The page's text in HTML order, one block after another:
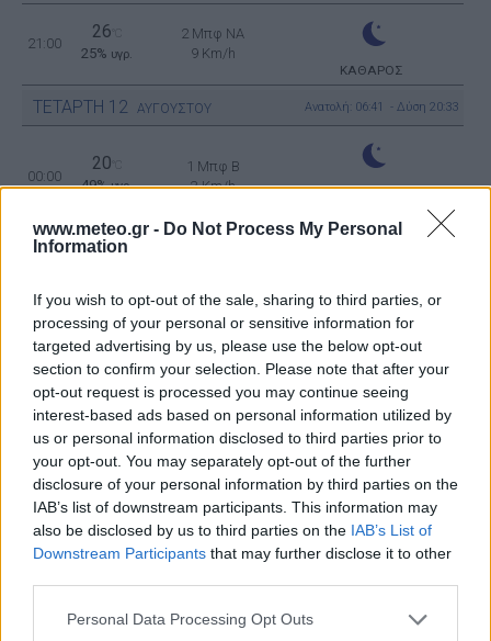
www.meteo.gr - Do Not Process My Personal
Information
If you wish to opt-out of the sale, sharing to third parties, or
processing of your personal or sensitive information for
targeted advertising by us, please use the below opt-out
section to confirm your selection. Please note that after your
opt-out request is processed you may continue seeing
interest-based ads based on personal information utilized by
us or personal information disclosed to third parties prior to
your opt-out. You may separately opt-out of the further
disclosure of your personal information by third parties on the
IAB’s list of downstream participants. This information may
also be disclosed by us to third parties on the IAB’s List of
Downstream Participants that may further disclose it to other
Personal Data Processing Opt Outs
21:00
26
25% υγρ.
2 Μπφ NA
9 Km/h
ΚΑΘΑΡΟΣ
ΤΕΤΑΡΤΗ 12 ΑΥΓΟΥΣΤΟΥ Ανατολή: 06:41 - Δύση 20:33
00:00
20
49%υγρ.
1 Μπφ B
3 Km/h
ΚΑΘΑΡΟΣ
ΚΑΘΑΡΟΣ
20°C
38%υγρ.
3 Μπφ B
16 Km/h
ΚΑΘΑΡΟΣ
09:00
25°C
32% υγρ.
2 Μπφ B
9 Km/h
ΚΑΘΑΡΟΣ
30°C
23%υγρ.
3 Μπφ N
16 Km/h